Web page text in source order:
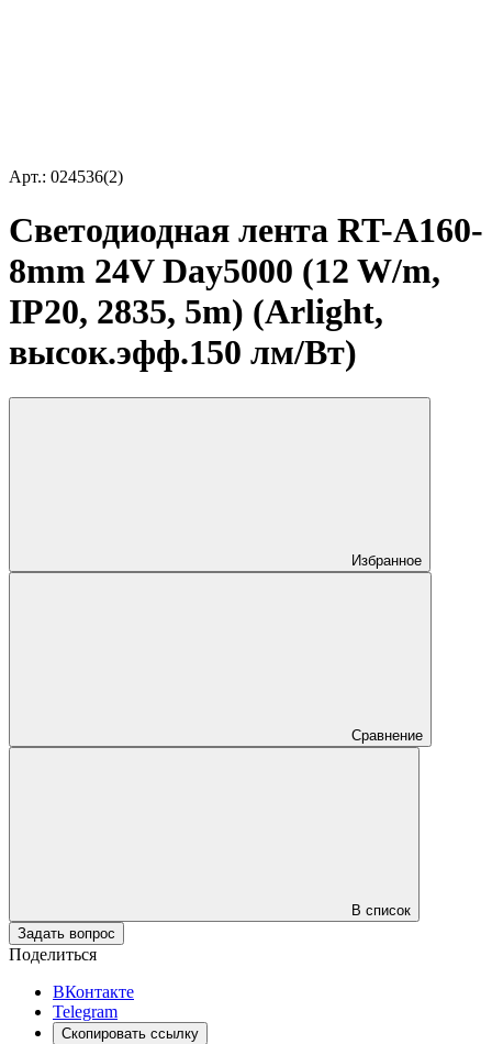
Арт.: 024536(2)
Светодиодная лента RT-A160-
8mm 24V Day5000 (12 W/m,
IP20, 2835, 5m) (Arlight,
высок.эфф.150 лм/Вт)
Избранное
Сравнение
В список
Задать вопрос
Поделиться
ВКонтакте
Telegram
Скопировать ссылку